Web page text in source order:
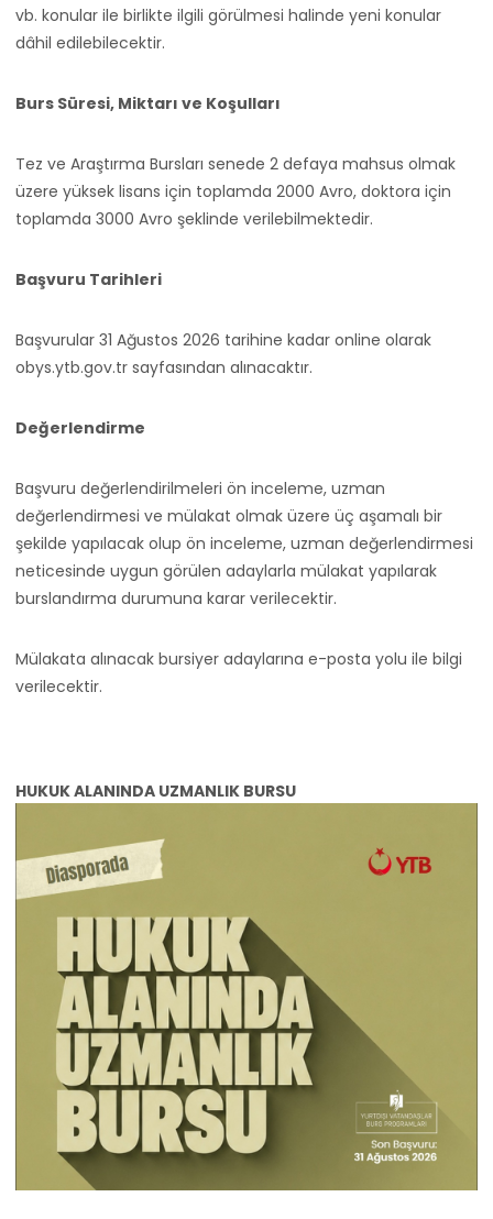
vb. konular ile birlikte ilgili görülmesi halinde yeni konular
dâhil edilebilecektir.
Burs Süresi, Miktarı ve Koşulları
Tez ve Araştırma Bursları senede 2 defaya mahsus olmak
üzere yüksek lisans için toplamda 2000 Avro, doktora için
toplamda 3000 Avro şeklinde verilebilmektedir.
Başvuru Tarihleri
Başvurular 31 Ağustos 2026 tarihine kadar online olarak
obys.ytb.gov.tr sayfasından alınacaktır.
Değerlendirme
Başvuru değerlendirilmeleri ön inceleme, uzman
değerlendirmesi ve mülakat olmak üzere üç aşamalı bir
şekilde yapılacak olup ön inceleme, uzman değerlendirmesi
neticesinde uygun görülen adaylarla mülakat yapılarak
burslandırma durumuna karar verilecektir.
Mülakata alınacak bursiyer adaylarına e-posta yolu ile bilgi
verilecektir.
HUKUK ALANINDA UZMANLIK BURSU